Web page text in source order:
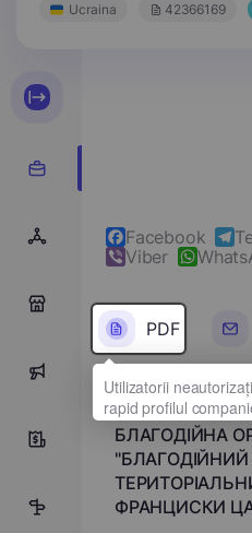
Ucraina 42366169
0
4
Facebook
Viber
PDF
Denumirea
БЛАГОДІЙНА
ФРАНЦИСКИ